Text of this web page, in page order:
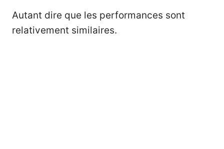
Autant dire que les performances sont
relativement similaires.